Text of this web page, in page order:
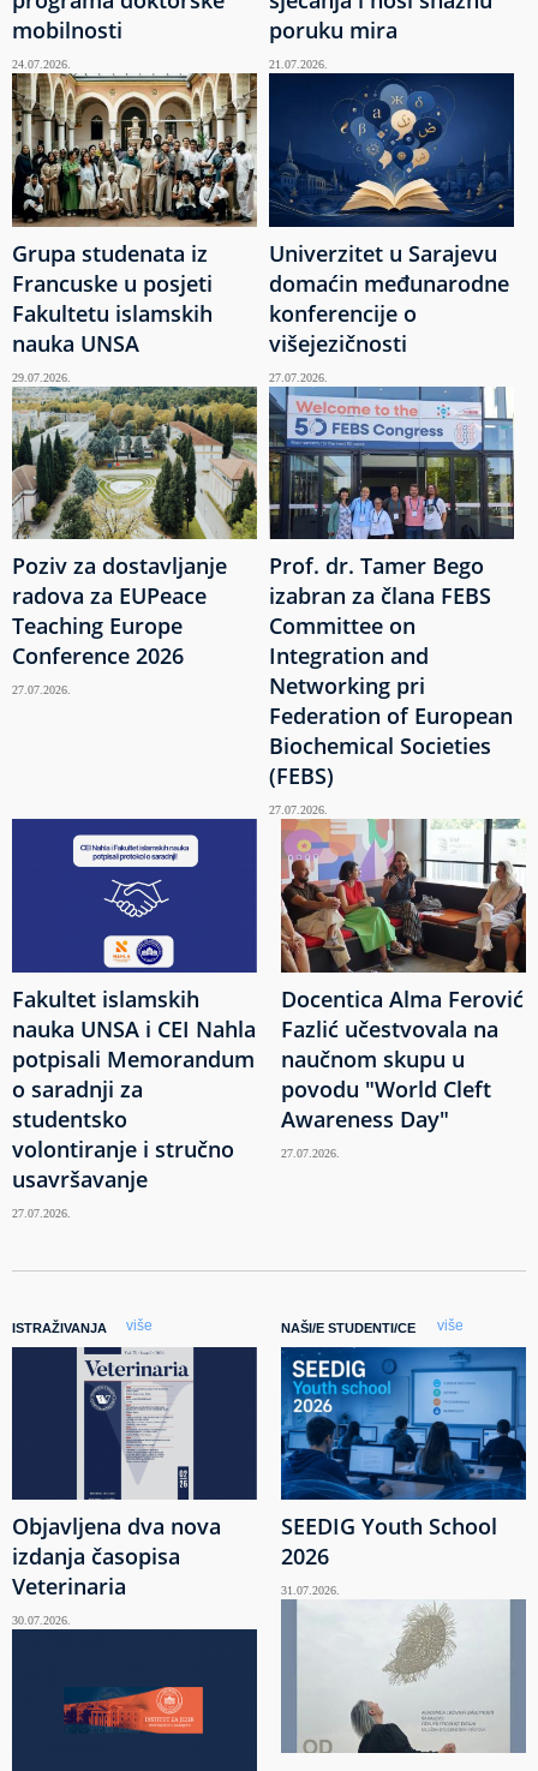
mobilnosti
24.07.2026.
poruku mira
21.07.2026.
Grupa studenata iz
Francuske u posjeti
Fakultetu islamskih
nauka UNSA
29.07.2026.
Univerzitet u Sarajevu
domaćin međunarodne
konferencije o
višejezičnosti
27.07.2026.
Poziv za dostavljanje
radova za EUPeace
Teaching Europe
Conference 2026
27.07.2026.
Prof. dr. Tamer Bego
izabran za člana FEBS
Committee on
Integration and
Networking pri
Federation of European
Biochemical Societies
(FEBS)
27.07.2026.
Fakultet islamskih
nauka UNSA i CEI Nahla
potpisali Memorandum
o saradnji za
studentsko
volontiranje i stručno
usavršavanje
27.07.2026.
Docentica Alma Ferović
Fazlić učestvovala na
naučnom skupu u
povodu "World Cleft
Awareness Day"
27.07.2026.
ISTRAŽIVANJA više
Objavljena dva nova
izdanja časopisa
Veterinaria
30.07.2026.
NAŠI/E STUDENTI/CE više
SEEDIG Youth School
2026
31.07.2026.